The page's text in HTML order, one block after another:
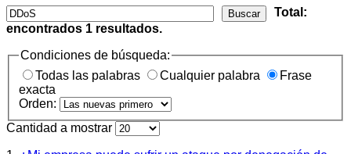
Buscar
Total:
encontrados 1 resultados.
Condiciones de búsqueda:
Todas las palabras
Cualquier palabra
Frase
exacta
Orden:
Cantidad a mostrar